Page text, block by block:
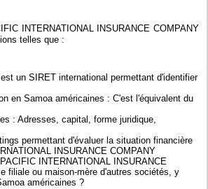
INTERNATIONAL INSURANCE COMPANY
telles que :
est un SIRET international permettant d'identifier
en Samoa américaines : C'est l'équivalent du
: Adresses, capital, forme juridique,
permettant d'évaluer la situation financière
INSURANCE COMPANY
INTERNATIONAL INSURANCE
filiale ou maison-mère d'autres sociétés, y
américaines ?